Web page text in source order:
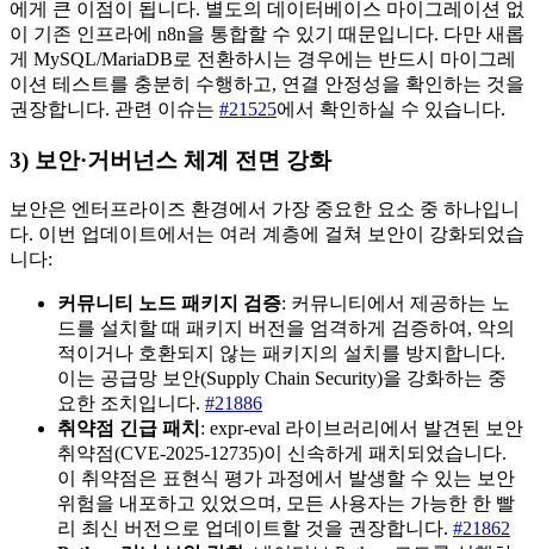
에게 큰 이점이 됩니다. 별도의 데이터베이스 마이그레이션 없
이 기존 인프라에 n8n을 통합할 수 있기 때문입니다. 다만 새롭
게 MySQL/MariaDB로 전환하시는 경우에는 반드시 마이그레
이션 테스트를 충분히 수행하고, 연결 안정성을 확인하는 것을
권장합니다. 관련 이슈는 #21525에서 확인하실 수 있습니다.
3) 보안·거버넌스 체계 전면 강화
보안은 엔터프라이즈 환경에서 가장 중요한 요소 중 하나입니
다. 이번 업데이트에서는 여러 계층에 걸쳐 보안이 강화되었습
니다:
커뮤니티 노드 패키지 검증: 커뮤니티에서 제공하는 노
드를 설치할 때 패키지 버전을 엄격하게 검증하여, 악의
적이거나 호환되지 않는 패키지의 설치를 방지합니다.
이는 공급망 보안(Supply Chain Security)을 강화하는 중
요한 조치입니다. #21886
취약점 긴급 패치 : expr-eval 라이브러리에서 발견된 보안
취약점(CVE-2025-12735)이 신속하게 패치되었습니다.
이 취약점은 표현식 평가 과정에서 발생할 수 있는 보안
위험을 내포하고 있었으며, 모든 사용자는 가능한 한 빨
리 최신 버전으로 업데이트할 것을 권장합니다. #21862